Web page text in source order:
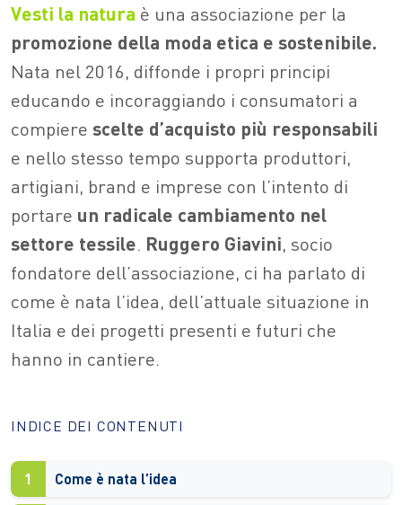
Vesti la natura è una associazione per la
promozione della moda etica e sostenibile.
Nata nel 2016, diffonde i propri principi
educando e incoraggiando i consumatori a
compiere scelte d’acquisto più responsabili
e nello stesso tempo supporta produttori,
artigiani, brand e imprese con l’intento di
portare un radicale cambiamento nel
settore tessile. Ruggero Giavini, socio
fondatore dell’associazione, ci ha parlato di
come è nata l’idea, dell’attuale situazione in
Italia e dei progetti presenti e futuri che
hanno in cantiere.
INDICE DEI CONTENUTI
1 Come è nata l’idea